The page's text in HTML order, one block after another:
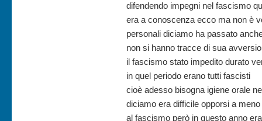
difendendo impegni nel fascismo
era a conoscenza ecco ma non è
personali diciamo ha passato
non si hanno tracce di sua
il fascismo stato impedito durato
in quel periodo erano tutti fascisti
cioè adesso bisogna igiene orale
diciamo era difficile opporsi a
al fascismo però in questo anno